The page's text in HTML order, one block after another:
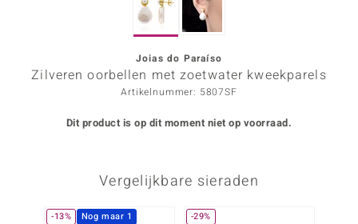
Designs
Joias do Paraíso
Zilveren oorbellen met zoetwater kweekparels
Artikelnummer: 5807SF
Dit product is op dit moment niet op voorraad.
Vergelijkbare sieraden
-13% Nog maar 1 -29%